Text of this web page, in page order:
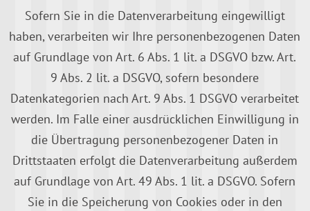
Sofern Sie in die Datenverarbeitung eingewilligt
haben, verarbeiten wir Ihre personenbezogenen Daten
auf Grundlage von Art. 6 Abs. 1 lit. a DSGVO bzw. Art.
9 Abs. 2 lit. a DSGVO, sofern besondere
Datenkategorien nach Art. 9 Abs. 1 DSGVO verarbeitet
werden. Im Falle einer ausdrücklichen Einwilligung in
die Übertragung personenbezogener Daten in
Drittstaaten erfolgt die Datenverarbeitung außerdem
auf Grundlage von Art. 49 Abs. 1 lit. a DSGVO. Sofern
Sie in die Speicherung von Cookies oder in den